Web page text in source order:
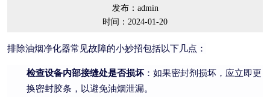
发布：admin
时间：2024-01-20
排除油烟净化器常见故障的小妙招包括以下几点：
检查设备内部接缝处是否损坏：如果密封剂损坏，应立即更
换密封胶条，以避免油烟泄漏。